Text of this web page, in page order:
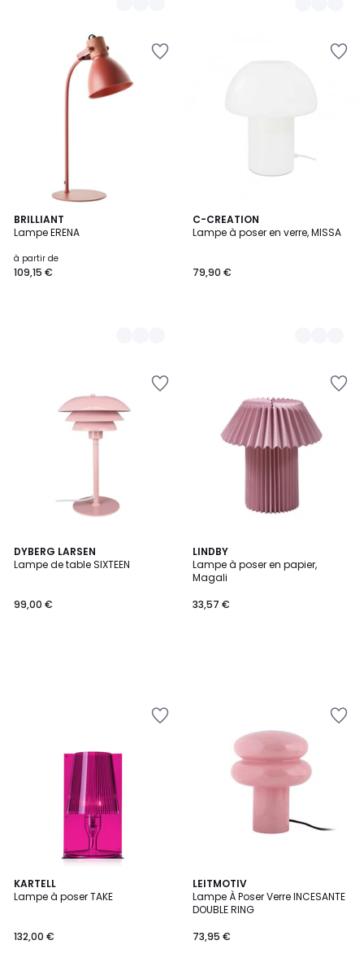
BRILLIANT
Lampe ERENA
à partir de
109,15 €
4
Couleurs
C-CREATION
Lampe à poser en verre, MISSA
79,90 €
3
Couleurs
DYBERG LARSEN
Lampe de table SIXTEEN
99,00 €
LINDBY
Lampe à poser en papier,
Magali
33,57 €
KARTELL
Lampe à poser TAKE
132,00 €
5
/
5
Couleurs
LEITMOTIV
Lampe À Poser Verre INCESANTE
DOUBLE RING
73,95 €
3
Couleurs